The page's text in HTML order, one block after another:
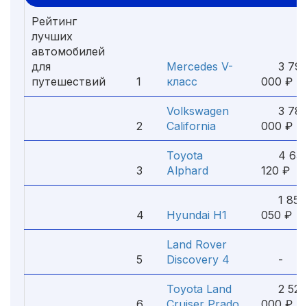
Рейтинг
лучших
автомобилей
для
путешествий
1
Mercedes V-
класс
3
000 ₽
2
Volkswagen
California
3 782
000 ₽
3
Toyota
Alphard
4
120 ₽
4 Hyundai H1
1 855
050 ₽
5
Land Rover
Discovery 4
-
Toyota Land
2 525